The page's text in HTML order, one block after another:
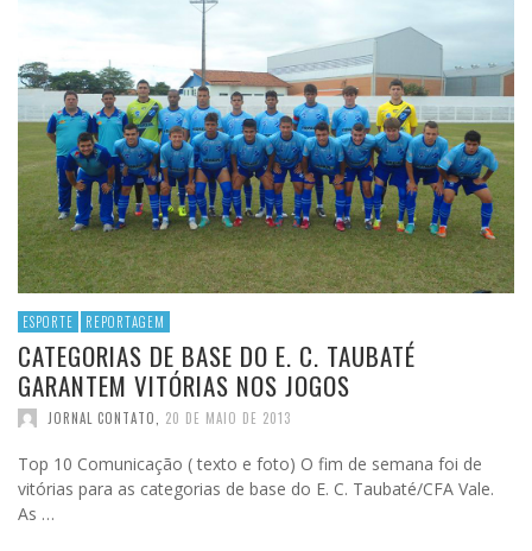
ESPORTE REPORTAGEM
CATEGORIAS DE BASE DO E. C. TAUBATÉ
GARANTEM VITÓRIAS NOS JOGOS
JORNAL CONTATO 20 DE MAIO DE 2013
Top 10 Comunicação ( texto e foto) O fim de semana foi de
vitórias para as categorias de base do E. C. Taubaté/CFA Vale.
As …